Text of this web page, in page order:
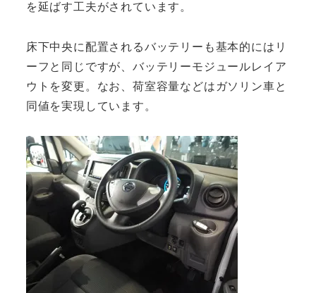
を延ばす工夫がされています。
床下中央に配置されるバッテリーも基本的にはリ
ーフと同じですが、バッテリーモジュールレイア
ウトを変更。なお、荷室容量などはガソリン車と
同値を実現しています。